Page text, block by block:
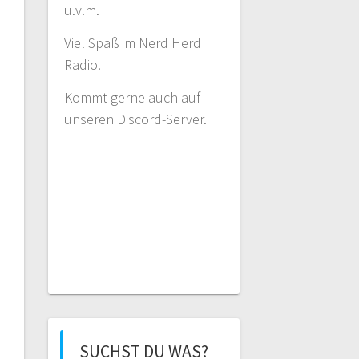
u.v.m.
Viel Spaß im Nerd Herd
Radio.
Kommt gerne auch auf
unseren Discord-Server.
SUCHST DU WAS?